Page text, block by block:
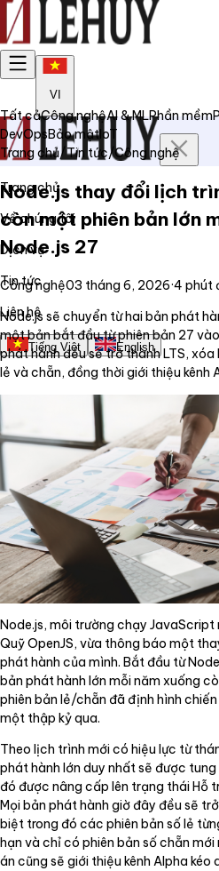
VI
Trang chủ
Về chúng tôi
Dịch vụ
Tin tức
Liên hệ
Tiếng Việt English
Tất cảCông nghệAI & MLPhần mềm
DevOpsBảo mậtIoT
Trang chủ/Tin tức/Công nghệ
Node.js thay đổi lịch
còn một phiên bản lớn
Node.js 27
Công nghệ03 tháng 6, 2026·4 phút
Node.js sẽ chuyển từ hai bản phát
một bản bắt đầu từ phiên bản 27
phát hành đều sẽ trở thành LTS,
lẻ và chẵn, đồng thời giới thiệu kênh
Node.js, môi trường chạy
Quỹ OpenJS, vừa thông báo một
phát hành của mình. Bắt đầu từ
bản phát hành lớn mỗi năm xuống
phiên bản lẻ/chẵn đã định hình
một thập kỷ qua.
Theo lịch trình mới có hiệu lực từ
phát hành lớn duy nhất sẽ được
đó được nâng cấp lên trạng thái Hỗ
Mọi bản phát hành giờ đây đều sẽ
biệt trong đó các phiên bản số lẻ
hạn và chỉ có phiên bản số chẵn
án cũng sẽ giới thiệu kênh Alpha